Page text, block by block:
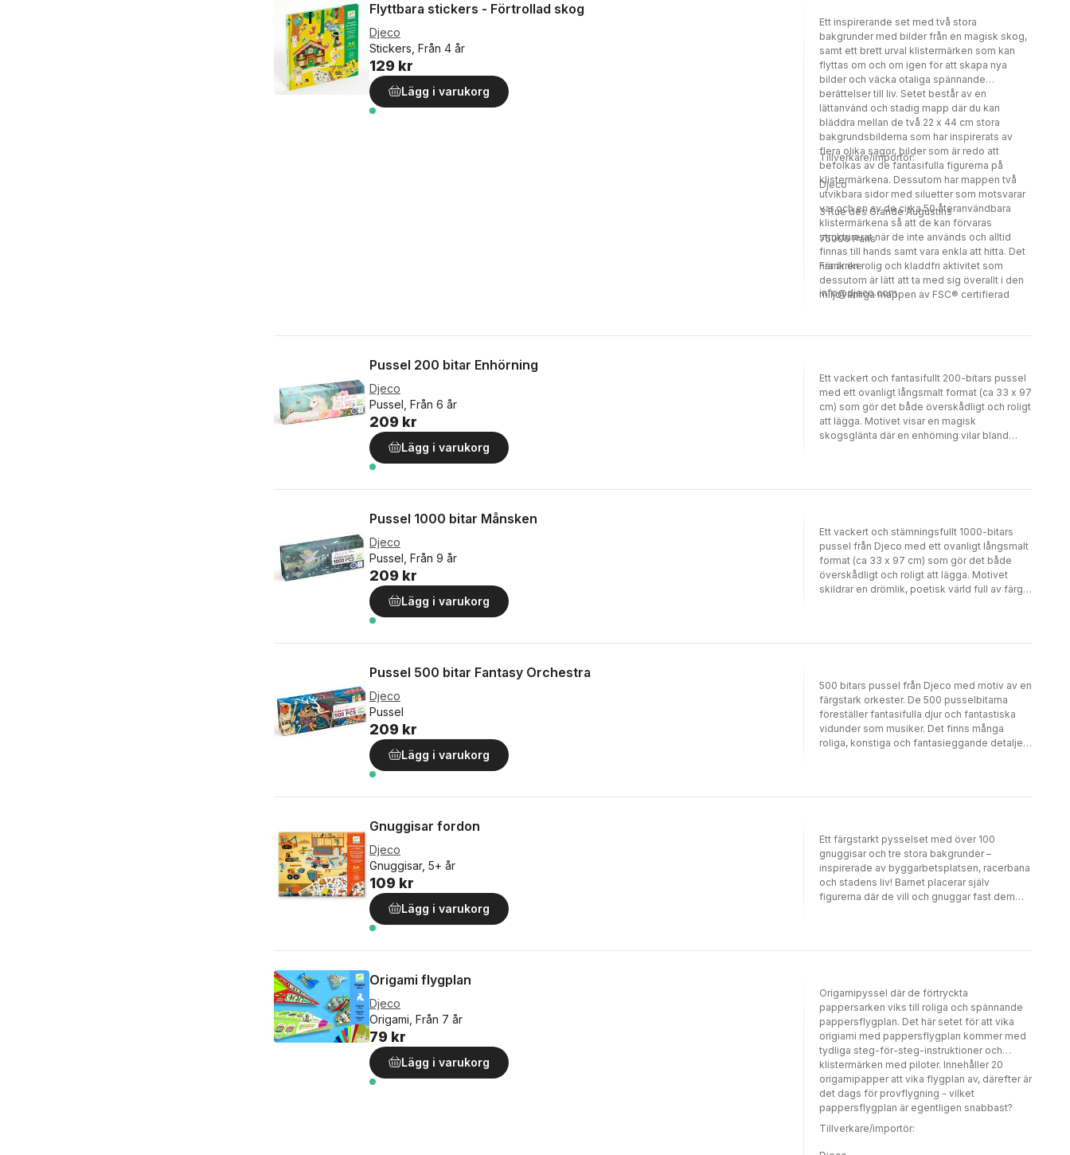
Flyttbara stickers - Förtrollad skog
Djeco
Stickers, Från 4 år
129 kr
Lägg i varukorg
Ett inspirerande set med två stora
bakgrunder med bilder från en magisk skog,
samt ett brett urval klistermärken som kan
flyttas om och om igen för att skapa nya
bilder och väcka otaliga spännande
berättelser till liv. Setet består av en
lättanvänd och stadig mapp där du kan
bläddra mellan de två 22 x 44 cm stora
bakgrundsbilderna som har inspirerats av
flera olika sagor, bilder som är redo att
befolkas av de fantasifulla figurerna på
klistermärkena. Dessutom har mappen två
utvikbara sidor med siluetter som motsvarar
var och en av de cirka 50 återanvändbara
klistermärkena så att de kan förvaras
strukturerat när de inte används och alltid
finnas till hands samt vara enkla att hitta. Det
här är en rolig och kladdfri aktivitet som
dessutom är lätt att ta med sig överallt i den
miljövänliga mappen av FSC®️ certifierad
runt 50 återanvändbara klistermärken i vinyl.
Tillverkare/importör:
Djeco
3 Rue des Grande Augustins
75006 Paris
Frankrike
info@djeco.com
Pussel 200 bitar Enhörning
Djeco
Pussel, Från 6 år
209 kr
Lägg i varukorg
Ett vackert och fantasifullt 200-bitars pussel
med ett ovanligt långsmalt format (ca 33 x 97
cm) som gör det både överskådligt och roligt
att lägga. Motivet visar en magisk
skogsglänta där en enhörning vilar bland
utforska illustration och form, samtidigt som
naturlig storlek vilken kan användas som en
referens när man lägger pusslet. Tillverkat i
Europa.
Pussel 1000 bitar Månsken
Djeco
Pussel, Från 9 år
209 kr
Lägg i varukorg
Ett vackert och stämningsfullt 1000-bitars
pussel från Djeco med ett ovanligt långsmalt
format (ca 33 x 97 cm) som gör det både
överskådligt och roligt att lägga. Motivet
skildrar en drömlik, poetisk värld full av färg
naturlig storlek. Tillverkat i Europa med hög
Pussel 500 bitar Fantasy Orchestra
Djeco
Pussel
209 kr
Lägg i varukorg
500 bitars pussel från Djeco med motiv av en
färgstark orkester. De 500 pusselbitarna
föreställer fantasifulla djur och fantastiska
vidunder som musiker. Det finns många
roliga, konstiga och fantasieggande detaljer
cm.
Gnuggisar fordon
Djeco
Gnuggisar, 5+ år
109 kr
Lägg i varukorg
Ett färgstarkt pysselset med över 100
gnuggisar och tre stora bakgrunder –
inspirerade av byggarbetsplatsen, racerbana
och stadens liv! Barnet placerar själv
figurerna där de vill och gnuggar fast dem
lugn och lekfull skaparglädje!Innehåll: 3
motivTillverkare/importör:Djeco3 Rue des
Grande Augustins75006
Parisinfo@djeco.com
Origami flygplan
Djeco
Origami, Från 7 år
79 kr
Lägg i varukorg
Origamipyssel där de förtryckta
pappersarken viks till roliga och spännande
pappersflygplan. Det här setet för att vika
origiami med pappersflygplan kommer med
tydliga steg-för-steg-instruktioner och
klistermärken med piloter. Innehåller 20
origamipapper att vika flygplan av, därefter är
det dags för provflygning - vilket
pappersflygplan är egentligen snabbast?
Tillverkare/importör: